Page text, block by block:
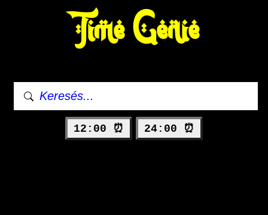
Time Genie
12:00 ⏰ 24:00 ⏰